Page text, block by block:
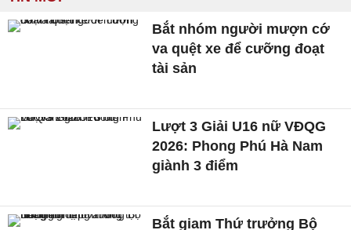
Bắt nhóm người mượn cớ
va quệt xe để cưỡng đoạt
tài sản
Lượt 3 Giải U16 nữ VĐQG
2026: Phong Phú Hà Nam
giành 3 điểm
Bắt giam Thứ trưởng Bộ